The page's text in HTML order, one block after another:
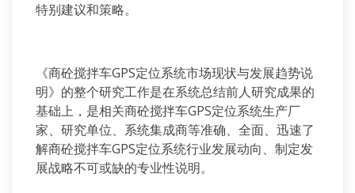
特别建议和策略。
《商砼搅拌车GPS定位系统市场现状与发展趋势说
明》的整个研究工作是在系统总结前人研究成果的
基础上，是相关商砼搅拌车GPS定位系统生产厂
家、研究单位、系统集成商等准确、全面、迅速了
解商砼搅拌车GPS定位系统行业发展动向、制定发
展战略不可或缺的专业性说明。